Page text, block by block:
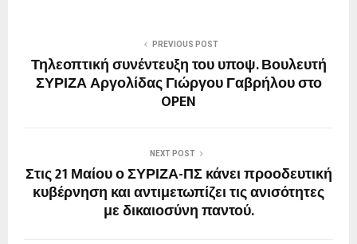
PREVIOUS POST
Τηλεοπτική συνέντευξη του υποψ. Βουλευτή
ΣΥΡΙΖΑ Αργολίδας Γιώργου Γαβρήλου στο
OPEN
NEXT POST
Στις 21 Μαίου ο ΣΥΡΙΖΑ-ΠΣ κάνει προοδευτική
κυβέρνηση και αντιμετωπίζει τις ανισότητες
με δικαιοσύνη παντού.